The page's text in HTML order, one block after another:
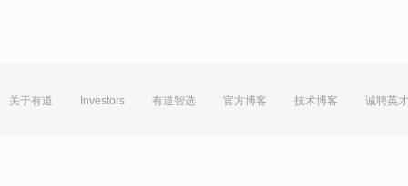
关于有道 Investors 有道智选 官方博客 技术博客 诚聘英才